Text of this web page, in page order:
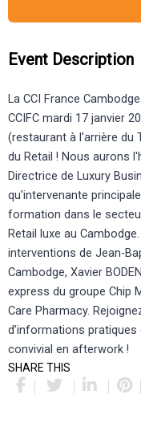
Event Description
La CCI France
CCIFC mardi 17 janvier
(restaurant à l'arrière du
du Retail ! Nous aurons
Directrice de Luxury
qu'intervenante
formation dans le
Retail luxe au
interventions de Jean-
Cambodge, Xavier
express du groupe Chip
Care Pharmacy.
d’informations
convivial en afterwork !
SHARE THIS